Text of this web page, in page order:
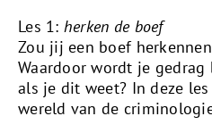
Les 1: herken de boef
Zou jij een boef
Waardoor wordt je
als je dit weet? In deze
wereld van de